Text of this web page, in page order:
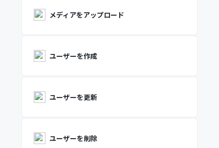
メディアをアップロード
ユーザーを作成
ユーザーを更新
ユーザーを削除